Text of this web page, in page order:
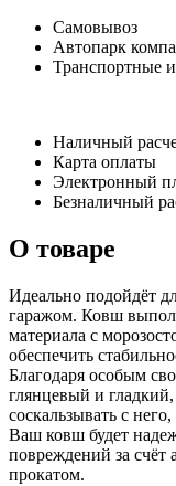
Самовывоз
Автопарк
Транспортные
Наличный
Карта оплаты
Электронный
Безналичный
О товаре
Идеально подойдёт
гаражом. Ковш
материала с
обеспечить
Благодаря особым
глянцевый и
соскальзывать с
Ваш ковш будет
повреждений за
прокатом.